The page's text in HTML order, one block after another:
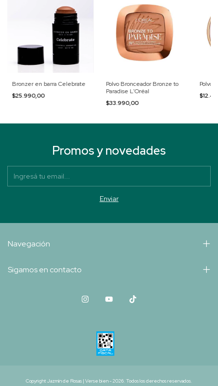
Bronzer en barra Celebrate
$25.990,00
Polvo Bronceador Bronze to
Paradise L'Oréal
$33.990,00
Polvo
Promos y novedades
Navegación
Sigamos en contacto
Copyright Jazmín de Rosas | Verse bien - 2026. Todos los derechos reservados.